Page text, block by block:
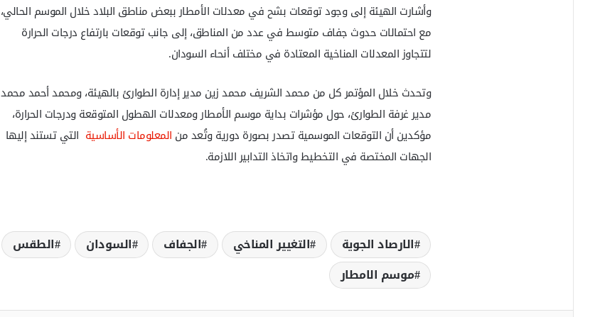
وأشارت الهيئة إلى وجود توقعات بشح في معدلات الأمطار ببعض مناطق البلاد خلال الموسم الحالي،
مع احتمالات حدوث جفاف متوسط في عدد من المناطق، إلى جانب توقعات بارتفاع درجات الحرارة
لتتجاوز المعدلات المناخية المعتادة في مختلف أنحاء السودان.
وتحدث خلال المؤتمر كل من محمد الشريف محمد زين مدير إدارة الطوارئ بالهيئة، ومحمد أحمد محمد
مدير غرفة الطوارئ، حول مؤشرات بداية موسم الأمطار ومعدلات الهطول المتوقعة ودرجات الحرارة،
مؤكدين أن التوقعات الموسمية تصدر بصورة دورية وتُعد من المعلومات الأساسية التي تستند إليها
الجهات المختصة في التخطيط واتخاذ التدابير اللازمة.
الارصاد الجوية التغيير المناخي الجفاف السودان
الطقس
موسم الامطار